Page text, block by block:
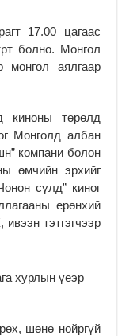
17.00 цагаас
болно. Монгол
аялгаар
киноны төрөлд
Монголд албан
компани болон
өмчийн эрхийг
сүлд” киног
ерөнхий
ивээн тэтгэгчээр
хурлын үеэр
шөнө нойргүй